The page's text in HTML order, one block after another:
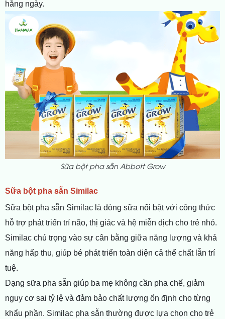
hằng ngày.
Sữa bột pha sẵn Abbott Grow
Sữa bột pha sẵn Similac
Sữa bột pha sẵn Similac là dòng sữa nổi bật với công thức
hỗ trợ phát triển trí não, thị giác và hệ miễn dịch cho trẻ nhỏ.
Similac chú trọng vào sự cân bằng giữa năng lượng và khả
năng hấp thu, giúp bé phát triển toàn diện cả thể chất lẫn trí
tuệ.
Dạng sữa pha sẵn giúp ba mẹ không cần pha chế, giảm
nguy cơ sai tỷ lệ và đảm bảo chất lượng ổn định cho từng
khẩu phần. Similac pha sẵn thường được lựa chọn cho trẻ